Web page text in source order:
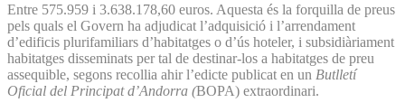
Entre 575.959 i 3.638.178,60 euros. Aquesta és la forquilla de preus
pels quals el Govern ha adjudicat l’adquisició i l’arrendament
d’edificis plurifamiliars d’habitatges o d’ús hoteler, i subsidiàriament
habitatges disseminats per tal de destinar-los a habitatges de preu
assequible, segons recollia ahir l’edicte publicat en un Butlletí
Oficial del Principat d’Andorra (BOPA) extraordinari.